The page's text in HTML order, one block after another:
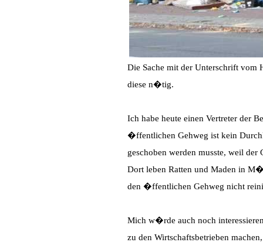
Die Sache mit der Unterschrift vom
diese n�tig.
Ich habe heute einen Vertreter der
�ffentlichen Gehweg ist kein
geschoben werden musste, weil
Dort leben Ratten und Maden in
den �ffentlichen Gehweg nicht
Mich w�rde auch noch
zu den Wirtschaftsbetrieben